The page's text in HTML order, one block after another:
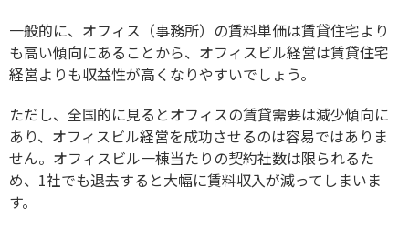
一般的に、オフィス（事務所）の賃料単価は賃貸住宅より
も高い傾向にあることから、オフィスビル経営は賃貸住宅
経営よりも収益性が高くなりやすいでしょう。
ただし、全国的に見るとオフィスの賃貸需要は減少傾向に
あり、オフィスビル経営を成功させるのは容易ではありま
せん。オフィスビル一棟当たりの契約社数は限られるた
め、1社でも退去すると大幅に賃料収入が減ってしまいま
す。